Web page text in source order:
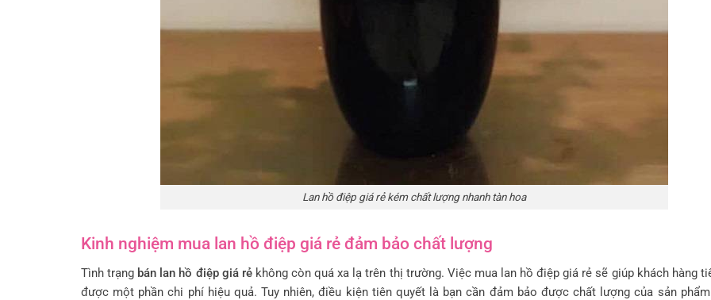
Lan hồ điệp giá rẻ kém chất lượng nhanh tàn hoa
Kinh nghiệm mua lan hồ điệp giá rẻ đảm bảo chất lượng
Tình trạng bán lan hồ điệp giá rẻkhông còn quá xa lạ trên thị trường. Việc mua lan hồ điệp giá rẻ sẽ giúp khách hàng
được một phần chi phí hiệu quả. Tuy nhiên, điều kiện tiên quyết là bạn cần đảm bảo được chất lượng của sản